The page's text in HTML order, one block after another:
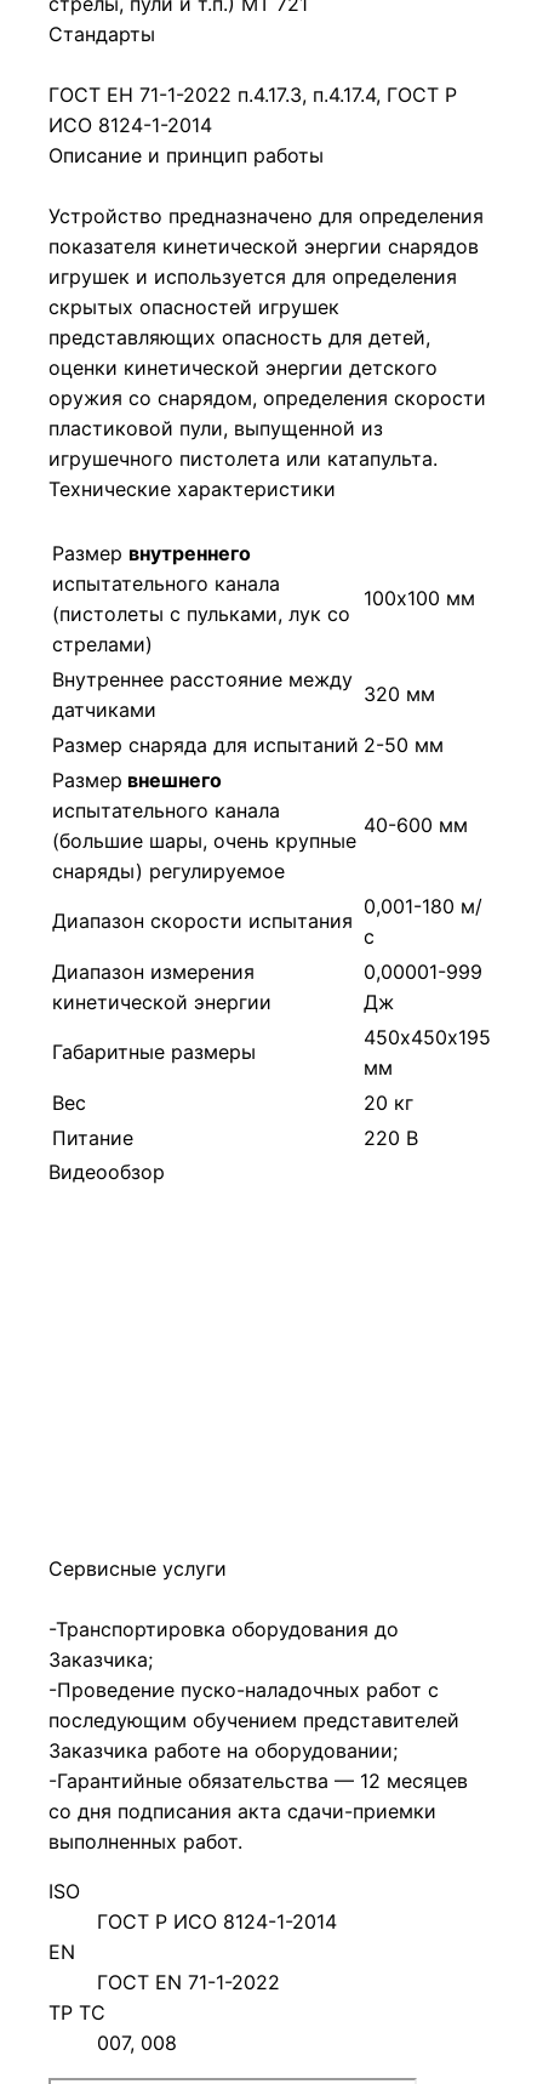
Стандарты
ГОСТ ЕН 71-1-2022 п.4.17.3, п.4.17.4, ГОСТ Р
ИСО 8124-1-2014
Описание и принцип работы
Устройство предназначено для определения
показателя кинетической энергии снарядов
игрушек и используется для определения
скрытых опасностей игрушек
представляющих опасность для детей,
оценки кинетической энергии детского
оружия со снарядом, определения скорости
пластиковой пули, выпущенной из
игрушечного пистолета или катапульта.
Технические характеристики
Размер внутреннего
испытательного канала
(пистолеты с пульками, лук со
стрелами)
100х100 мм
Внутреннее расстояние между
датчиками
320 мм
Размер снаряда для испытаний 2-50 мм
Размер внешнего
испытательного канала
(большие шары, очень крупные
снаряды) регулируемое
40-600 мм
Диапазон скорости испытания
0,001-180 м/
с
Диапазон измерения
кинетической энергии
0,00001-999
Дж
Габаритные размеры
450х450х195
мм
Вес
20 кг
Питание
220 В
Видеообзор
Сервисные услуги
-Транспортировка оборудования до
Заказчика;
-Проведение пуско-наладочных работ с
последующим обучением представителей
Заказчика работе на оборудовании;
-Гарантийные обязательства — 12 месяцев
со дня подписания акта сдачи-приемки
выполненных работ.
ISO
ГОСТ Р ИСО 8124-1-2014
EN
ГОСТ EN 71-1-2022
ТР ТС
007, 008